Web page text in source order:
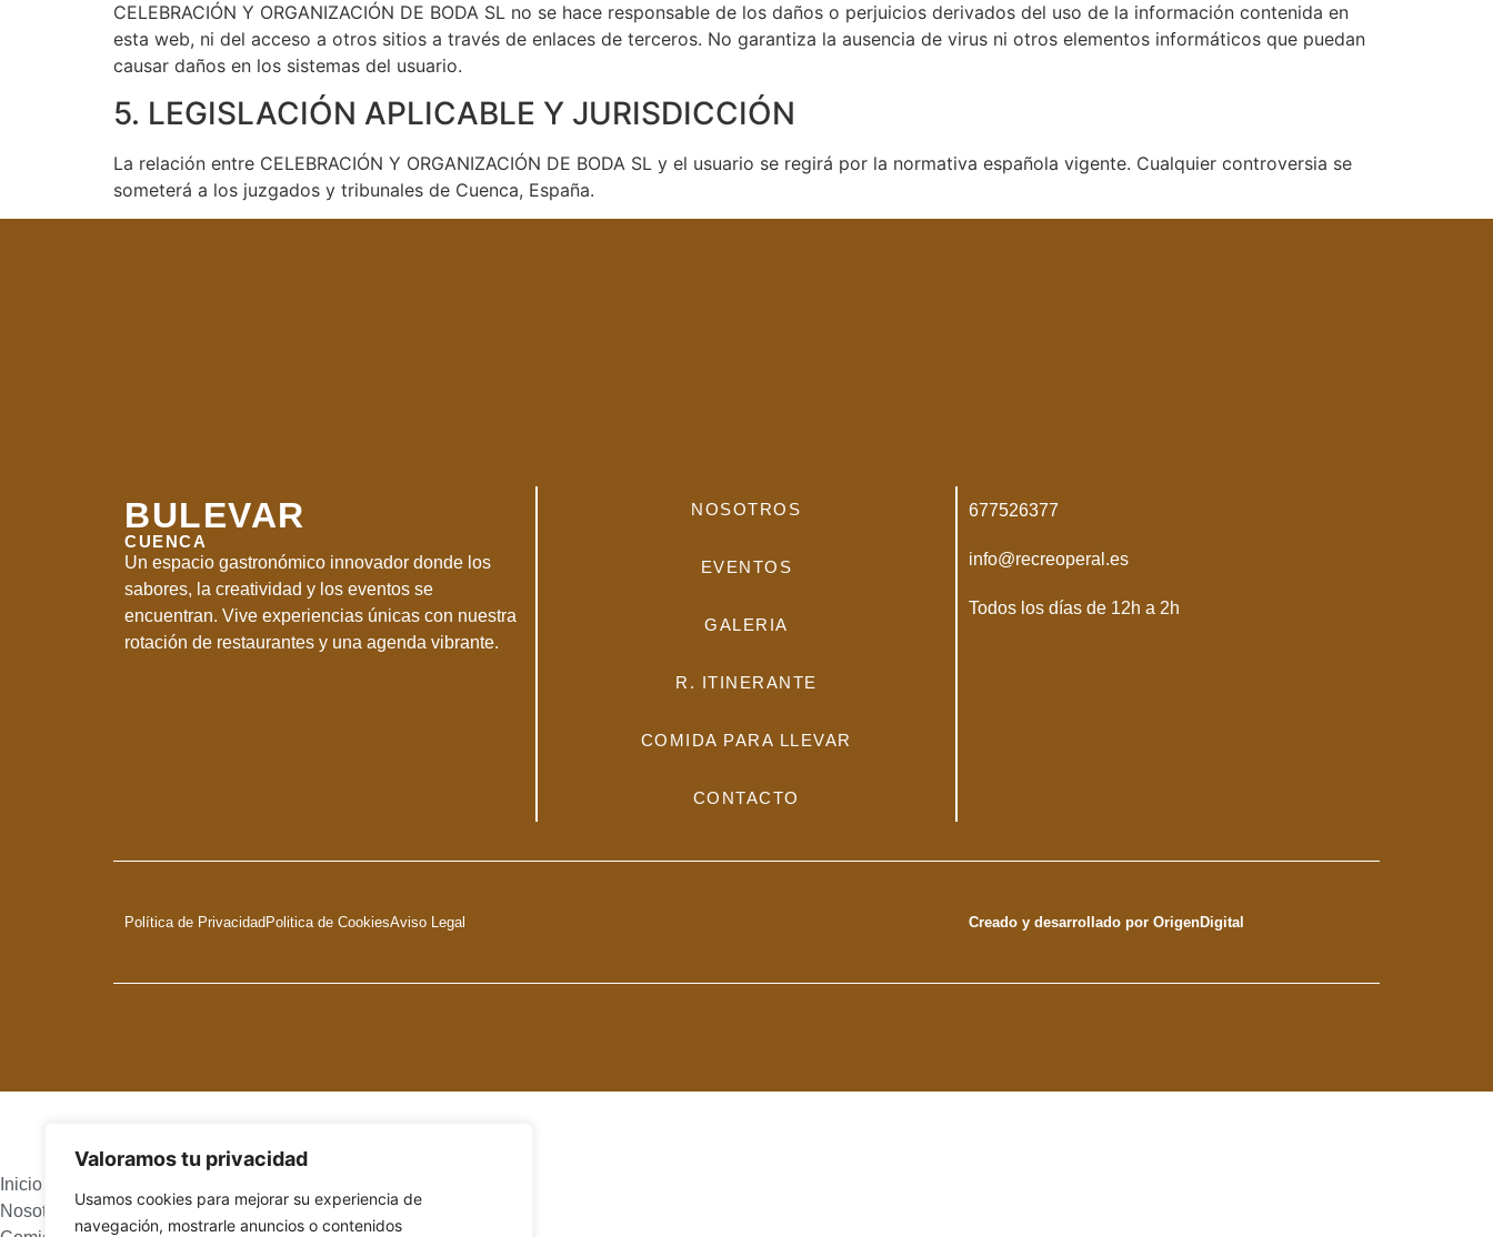
Valoramos tu privacidad
Usamos cookies para mejorar su experiencia de
navegación, mostrarle anuncios o contenidos
CELEBRACIÓN Y ORGANIZACIÓN DE BODA SL no se hace responsable de los daños o perjuicios derivados del uso de la información contenida en
esta web, ni del acceso a otros sitios a través de enlaces de terceros. No garantiza la ausencia de virus ni otros elementos informáticos que puedan
causar daños en los sistemas del usuario.
5. LEGISLACIÓN APLICABLE Y JURISDICCIÓN
La relación entre CELEBRACIÓN Y ORGANIZACIÓN DE BODA SL y el usuario se regirá por la normativa española vigente. Cualquier controversia se
someterá a los juzgados y tribunales de Cuenca, España.
BULEVAR
CUENCA
Un espacio gastronómico innovador donde los
sabores, la creatividad y los eventos se
encuentran. Vive experiencias únicas con nuestra
rotación de restaurantes y una agenda vibrante.
NOSOTROS
EVENTOS
GALERIA
R. ITINERANTE
COMIDA PARA LLEVAR
CONTACTO
677526377
info@recreoperal.es
Todos los días de 12h a 2h
Creado y desarrollado por OrigenDigital
Política de Privacidad Politica de CookiesAviso Legal
Inicio
Nosotros